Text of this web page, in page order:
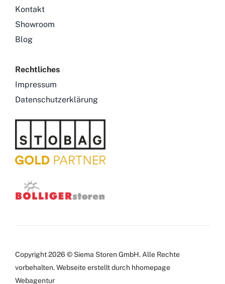
Kontakt
Showroom
Blog
Rechtliches
Impressum
Datenschutzerklärung
Copyright 2026 © Siema Storen GmbH. Alle Rechte
vorbehalten.Webseiteerstellt durch hhomepage
Webagentur